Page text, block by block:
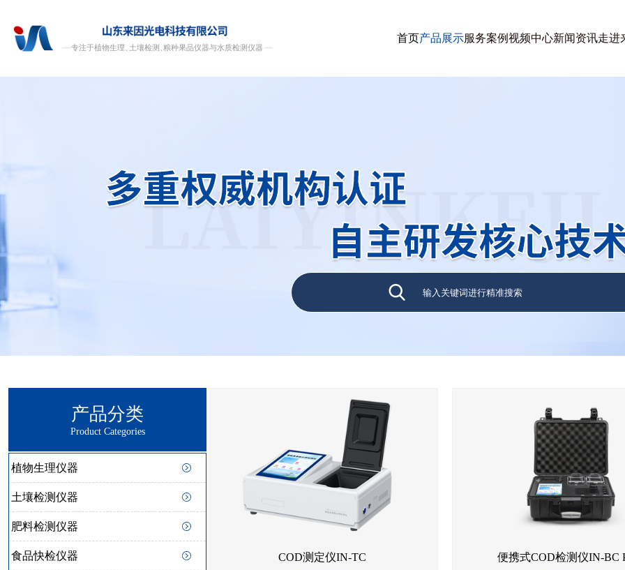
首页产品展示服务案例视频中心新闻资讯走进
产品分类
Product Categories
植物生理仪器
土壤检测仪器
肥料检测仪器
食品快检仪器 COD测定仪IN-TC 便携式COD检测仪IN-BC